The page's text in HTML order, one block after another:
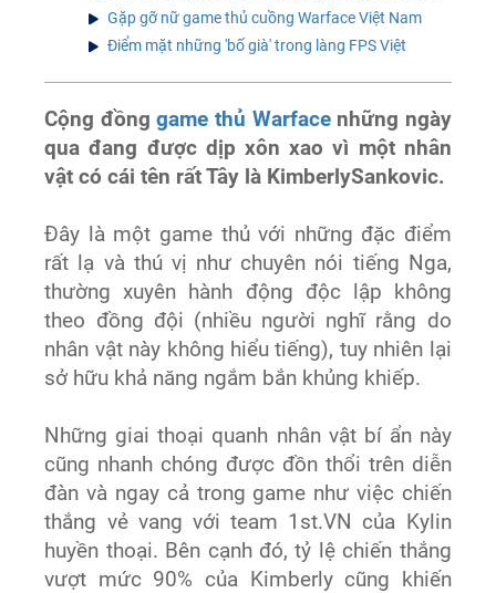
Gặp gỡ nữ game thủ cuồng Warface Việt Nam
Điểm mặt những 'bố già' trong làng FPS Việt
Cộng đồnggame thủ Warfacenhững ngày
qua đang được dịp xôn xao vì một nhân
vật có cái tên rất Tây là KimberlySankovic.
Đây là một game thủ với những đặc điểm
rất lạ và thú vị như chuyên nói tiếng Nga,
thường xuyên hành động độc lập không
theo đồng đội (nhiều người nghĩ rằng do
nhân vật này không hiểu tiếng), tuy nhiên lại
sở hữu khả năng ngắm bắn khủng khiếp.
Những giai thoại quanh nhân vật bí ẩn này
cũng nhanh chóng được đồn thổi trên diễn
đàn và ngay cả trong game như việc chiến
thắng vẻ vang với team 1st.VN của Kylin
huyền thoại. Bên cạnh đó, tỷ lệ chiến thắng
vượt mức 90% của Kimberly cũng khiến